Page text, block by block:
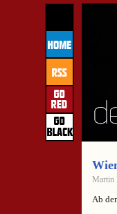
Martin
Ab